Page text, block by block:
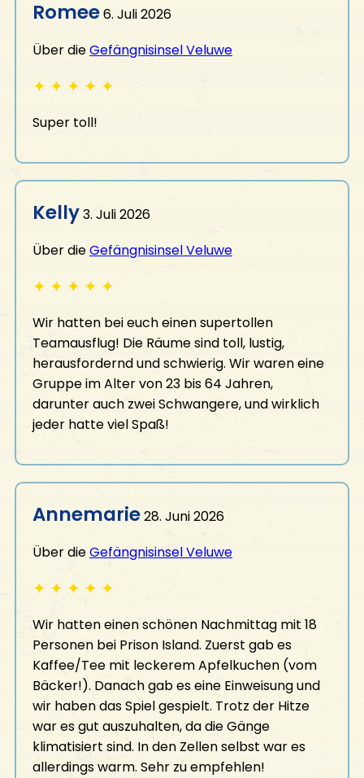
Romee6. Juli 2026
Über dieGefängnisinsel Veluwe
✦ ✦ ✦ ✦ ✦
Super toll!
Kelly3. Juli 2026
Über dieGefängnisinsel Veluwe
✦ ✦ ✦ ✦ ✦
Wir hatten bei euch einen supertollen
Teamausflug! Die Räume sind toll, lustig,
herausfordernd und schwierig. Wir waren eine
Gruppe im Alter von 23 bis 64 Jahren,
darunter auch zwei Schwangere, und wirklich
jeder hatte viel Spaß!
Annemarie28. Juni 2026
Über dieGefängnisinsel Veluwe
✦ ✦ ✦ ✦ ✦
Wir hatten einen schönen Nachmittag mit 18
Personen bei Prison Island. Zuerst gab es
Kaffee/Tee mit leckerem Apfelkuchen (vom
Bäcker!). Danach gab es eine Einweisung und
wir haben das Spiel gespielt. Trotz der Hitze
war es gut auszuhalten, da die Gänge
klimatisiert sind. In den Zellen selbst war es
allerdings warm. Sehr zu empfehlen!